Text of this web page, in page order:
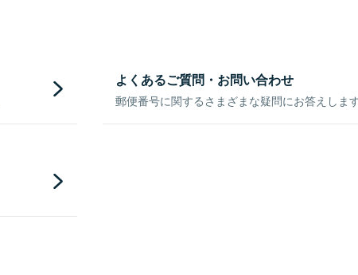
よくあるご質問・お問い合わせ
郵便番号に関するさまざまな疑問にお答えします